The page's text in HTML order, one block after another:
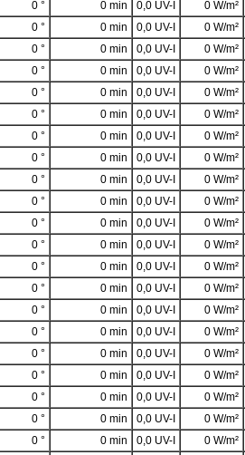
0 ° 0 min 0,0 UV-I 0 W/m²
0 ° 0 min 0,0 UV-I 0 W/m²
0 ° 0 min 0,0 UV-I 0 W/m²
0 ° 0 min 0,0 UV-I 0 W/m²
0 ° 0 min 0,0 UV-I 0 W/m²
0 ° 0 min 0,0 UV-I 0 W/m²
0 ° 0 min 0,0 UV-I 0 W/m²
0 ° 0 min 0,0 UV-I 0 W/m²
0 ° 0 min 0,0 UV-I 0 W/m²
0 ° 0 min 0,0 UV-I 0 W/m²
0 ° 0 min 0,0 UV-I 0 W/m²
0 ° 0 min 0,0 UV-I 0 W/m²
0 ° 0 min 0,0 UV-I 0 W/m²
0 ° 0 min 0,0 UV-I 0 W/m²
0 ° 0 min 0,0 UV-I 0 W/m²
0 ° 0 min 0,0 UV-I 0 W/m²
0 ° 0 min 0,0 UV-I 0 W/m²
0 ° 0 min 0,0 UV-I 0 W/m²
0 ° 0 min 0,0 UV-I 0 W/m²
0 ° 0 min 0,0 UV-I 0 W/m²
0 ° 0 min 0,0 UV-I 0 W/m²